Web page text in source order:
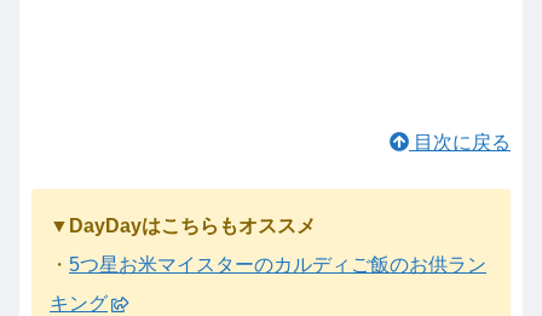
目次に戻る
▼DayDayはこちらもオススメ
・ 5つ星お米マイスターのカルディご飯のお供ラン
キング